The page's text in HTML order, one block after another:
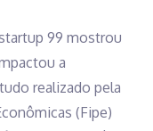
99 mostrou
a
realizado pela
(Fipe)